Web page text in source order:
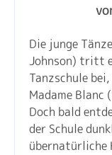
Die junge
Johnson) tritt
Tanzschule
Madame
Doch bald
der Schule
übernatürliche